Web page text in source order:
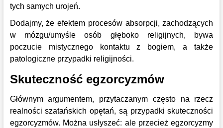
tych samych urojeń.
Dodajmy, że efektem procesów absorpcji, zachodzących
w mózgu/umyśle osób głęboko religijnych, bywa
poczucie mistycznego kontaktu z bogiem, a także
patologiczne przypadki religijności.
Skuteczność egzorcyzmów
Głównym argumentem, przytaczanym często na rzecz
realności szatańskich opętań, są przypadki skuteczności
egzorcyzmów. Można usłyszeć: ale przecież egzorcyzmy